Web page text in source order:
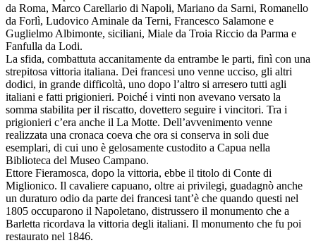
da Roma, Marco Carellario di Napoli, Mariano da Sarni, Romanello
da Forlì, Ludovico Aminale da Terni, Francesco Salamone e
Guglielmo Albimonte, siciliani, Miale da Troia Riccio da Parma e
Fanfulla da Lodi.
La sfida, combattuta accanitamente da entrambe le parti, finì con una
strepitosa vittoria italiana. Dei francesi uno venne ucciso, gli altri
dodici, in grande difficoltà, uno dopo l’altro si arresero tutti agli
italiani e fatti prigionieri. Poiché i vinti non avevano versato la
somma stabilita per il riscatto, dovettero seguire i vincitori. Tra i
prigionieri c’era anche il La Motte. Dell’avvenimento venne
realizzata una cronaca coeva che ora si conserva in soli due
esemplari, di cui uno è gelosamente custodito a Capua nella
Biblioteca del Museo Campano.
Ettore Fieramosca, dopo la vittoria, ebbe il titolo di Conte di
Miglionico. Il cavaliere capuano, oltre ai privilegi, guadagnò anche
un duraturo odio da parte dei francesi tant’è che quando questi nel
1805 occuparono il Napoletano, distrussero il monumento che a
Barletta ricordava la vittoria degli italiani. Il monumento che fu poi
restaurato nel 1846.